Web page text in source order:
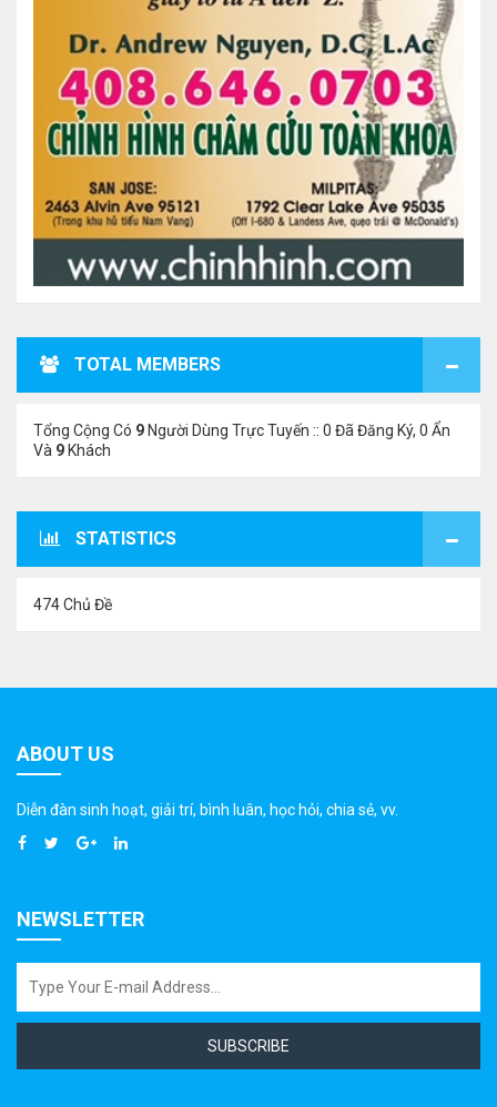
TOTAL MEMBERS
Tổng Cộng Có 9 Người Dùng Trực Tuyến :: 0 Đã Đăng Ký, 0 Ẩn
Và 9 Khách
STATISTICS
474 Chủ Đề
ABOUT US
Diễn đàn sinh hoạt, giải trí, bình luân, học hỏi, chia sẻ, vv.
NEWSLETTER
SUBSCRIBE